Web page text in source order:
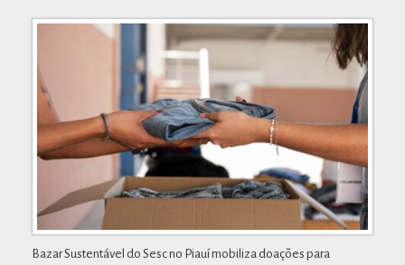
Bazar Sustentável do Sesc no Piauí mobiliza doações para